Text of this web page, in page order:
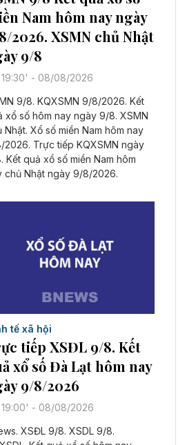
Nam hôm nay ngày
2026. XSMN chủ Nhật
9/8
19:30' - 08/08/2026
9/8. KQXSMN 9/8/2026. Kết
xổ số hôm nay ngày 9/8. XSMN
Nhật. Xổ số miền Nam hôm nay
2026. Trực tiếp KQXSMN ngày
Kết quả xổ số miền Nam hôm
chủ Nhật ngày 9/8/2026.
tế xã hội
tiếp XSĐL 9/8. Kết
xổ số Đà Lạt hôm nay
9/8/2026
19:00' - 08/08/2026
XSĐL 9/8. XSDL 9/8.